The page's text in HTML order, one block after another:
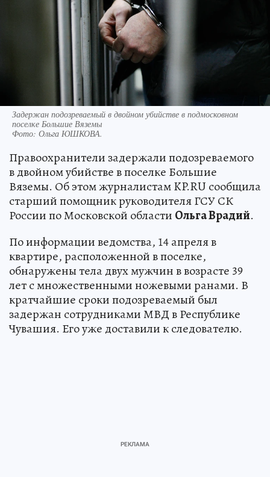
Задержан подозреваемый в двойном убийстве в подмосковном
поселке Большие Вяземы
Фото: Ольга ЮШКОВА.
Правоохранители задержали подозреваемого
в двойном убийстве в поселке Большие
Вяземы. Об этом журналистам KP.RU сообщила
старший помощник руководителя ГСУ СК
России по Московской области Ольга Врадий.
По информации ведомства, 14 апреля в
квартире, расположенной в поселке,
обнаружены тела двух мужчин в возрасте 39
лет с множественными ножевыми ранами. В
кратчайшие сроки подозреваемый был
задержан сотрудниками МВД в Республике
Чувашия. Его уже доставили к следователю.